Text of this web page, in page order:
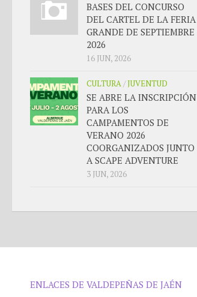
BASES DEL CONCURSO
DEL CARTEL DE LA FERIA
GRANDE DE SEPTIEMBRE
2026
16 JUN, 2026
CULTURA/JUVENTUD
SE ABRE LA INSCRIPCIÓN
PARA LOS
CAMPAMENTOS DE
VERANO 2026
COORGANIZADOS JUNTO
A SCAPE ADVENTURE
3 JUN, 2026
ENLACES DE VALDEPEÑAS DE JAÉN